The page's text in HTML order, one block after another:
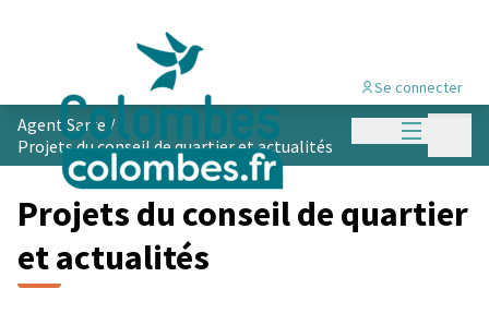
Menu
Se connecter
Agent Sarre /
Projets du conseil de quartier et actualités
Projets du conseil de quartier
et actualités